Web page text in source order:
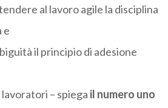
al lavoro agile la disciplina
e
il principio di adesione
– spiega il numero uno